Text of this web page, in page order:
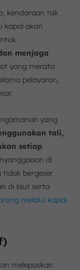
kendaraan tak
kapal akan
menjaga
yang merata
pelayaran,
yang
tali,
setiap
di
bergeser
di laut serta
melalui kapal
melepaskan